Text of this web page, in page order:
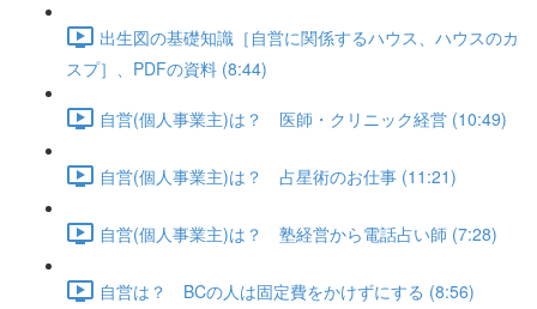
出生図の基礎知識［自営に関係するハウス、ハウスのカ
スプ］、PDFの資料 (8:44)
自営(個人事業主)は？ 医師・クリニック経営 (10:49)
自営(個人事業主)は？ 占星術のお仕事 (11:21)
自営(個人事業主)は？ 塾経営から電話占い師 (7:28)
自営は？ BCの人は固定費をかけずにする (8:56)